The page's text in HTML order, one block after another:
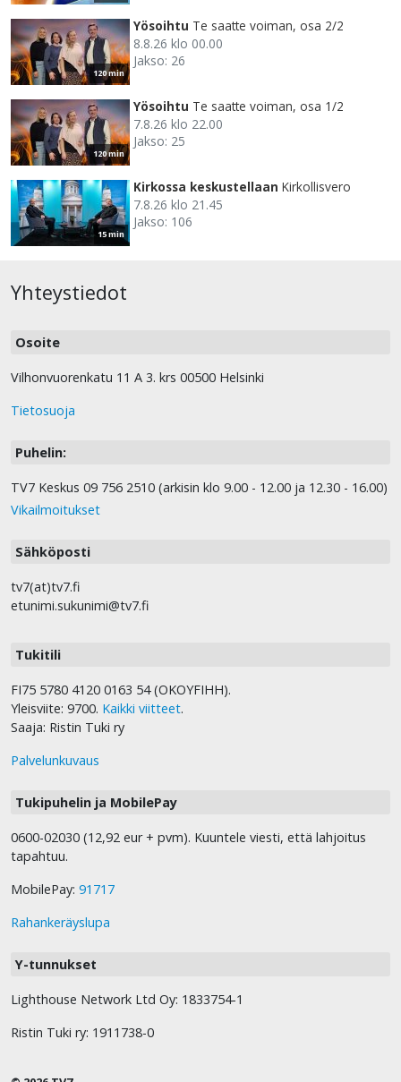
120 min
Yösoihtu Te saatte voiman, osa 2/2
8.8.26 klo 00.00
Jakso: 26
120 min
Yösoihtu Te saatte voiman, osa 1/2
7.8.26 klo 22.00
Jakso: 25
15 min
Kirkossa keskustellaan Kirkollisvero
7.8.26 klo 21.45
Jakso: 106
Yhteystiedot
Osoite
Vilhonvuorenkatu 11 A 3. krs 00500 Helsinki
Tietosuoja
Puhelin:
TV7 Keskus 09 756 2510 (arkisin klo 9.00 - 12.00 ja 12.30 - 16.00)
Vikailmoitukset
Sähköposti
tv7(at)tv7.fi
etunimi.sukunimi@tv7.fi
Tukitili
FI75 5780 4120 0163 54 (OKOYFIHH).
Yleisviite: 9700. Kaikki viitteet.
Saaja: Ristin Tuki ry
Palvelunkuvaus
Tukipuhelin ja MobilePay
0600-02030 (12,92 eur + pvm). Kuuntele viesti, että lahjoitus
tapahtuu.
MobilePay: 91717
Rahankeräyslupa
Y-tunnukset
Lighthouse Network Ltd Oy: 1833754-1
Ristin Tuki ry: 1911738-0